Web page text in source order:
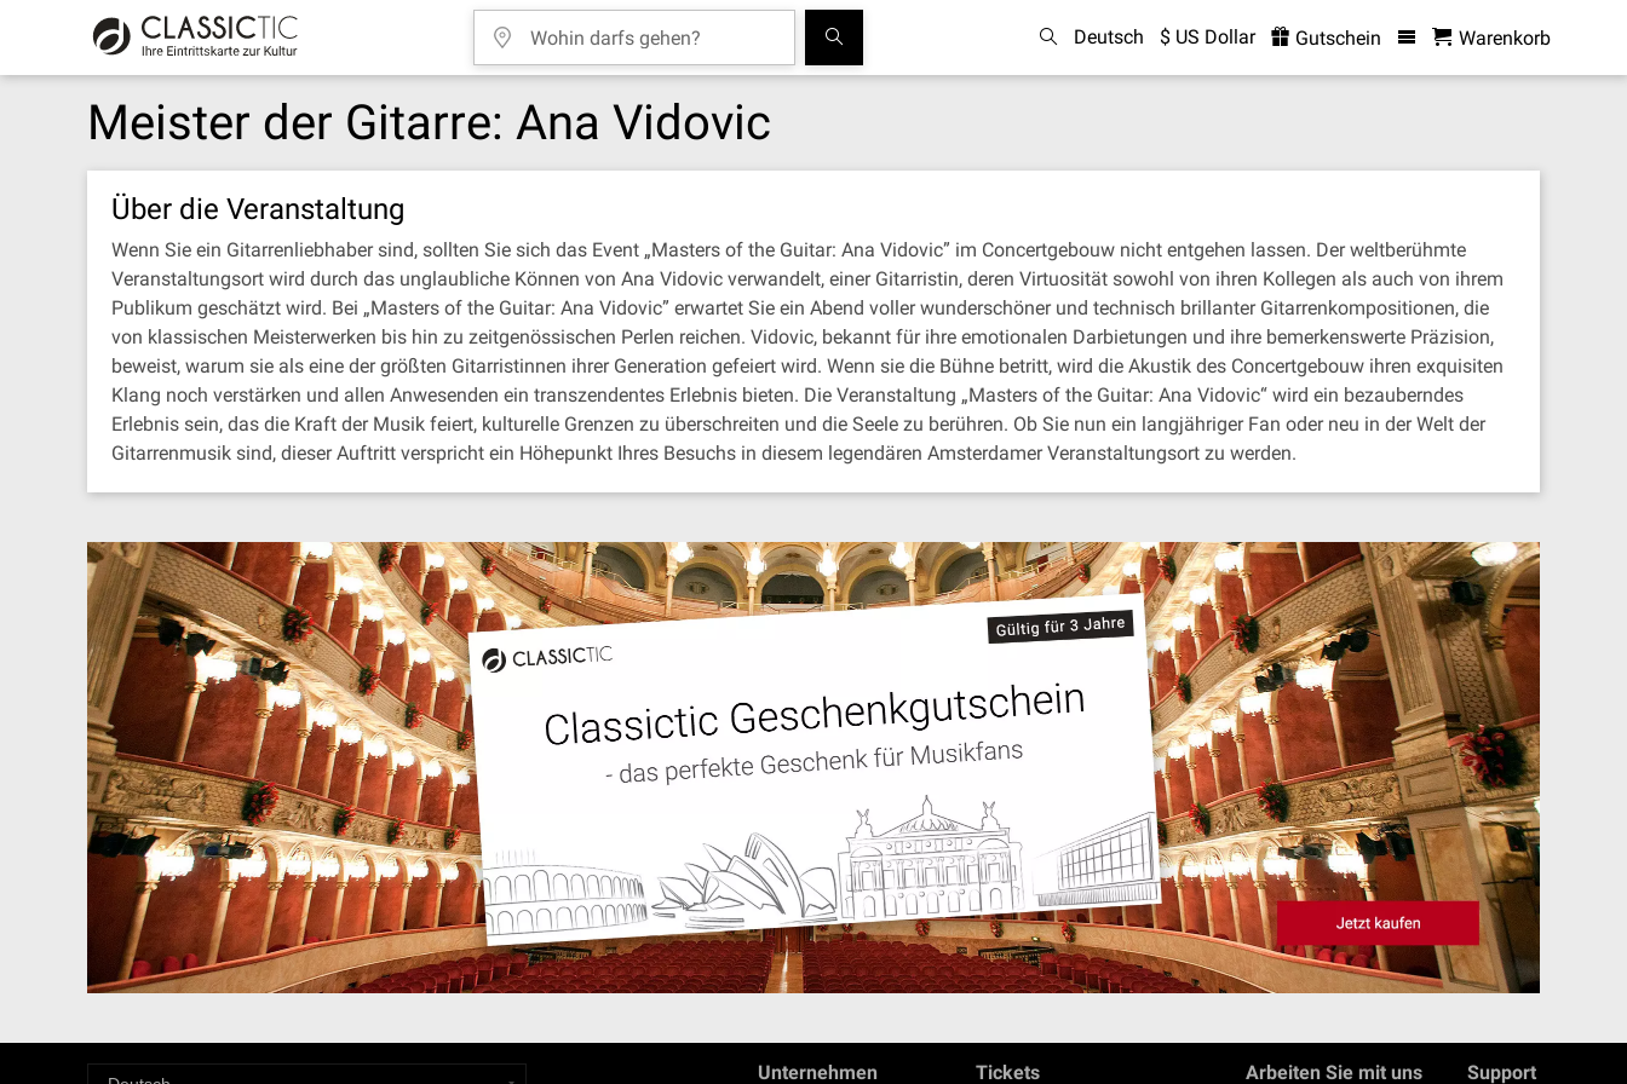
Deutsch $ US Dollar Gutschein Warenkorb
Meister der Gitarre: Ana Vidovic
Über die Veranstaltung
Wenn Sie ein Gitarrenliebhaber sind, sollten Sie sich das Event „Masters of the Guitar: Ana Vidovic” im Concertgebouw nicht entgehen lassen. Der weltberühmte
Veranstaltungsort wird durch das unglaubliche Können von Ana Vidovic verwandelt, einer Gitarristin, deren Virtuosität sowohl von ihren Kollegen als auch von ihrem
Publikum geschätzt wird. Bei „Masters of the Guitar: Ana Vidovic” erwartet Sie ein Abend voller wunderschöner und technisch brillanter Gitarrenkompositionen, die
von klassischen Meisterwerken bis hin zu zeitgenössischen Perlen reichen. Vidovic, bekannt für ihre emotionalen Darbietungen und ihre bemerkenswerte Präzision,
beweist, warum sie als eine der größten Gitarristinnen ihrer Generation gefeiert wird. Wenn sie die Bühne betritt, wird die Akustik des Concertgebouw ihren exquisiten
Klang noch verstärken und allen Anwesenden ein transzendentes Erlebnis bieten. Die Veranstaltung „Masters of the Guitar: Ana Vidovic“ wird ein bezauberndes
Erlebnis sein, das die Kraft der Musik feiert, kulturelle Grenzen zu überschreiten und die Seele zu berühren. Ob Sie nun ein langjähriger Fan oder neu in der Welt der
Gitarrenmusik sind, dieser Auftritt verspricht ein Höhepunkt Ihres Besuchs in diesem legendären Amsterdamer Veranstaltungsort zu werden.
Unternehmen Tickets Arbeiten Sie mit uns Support